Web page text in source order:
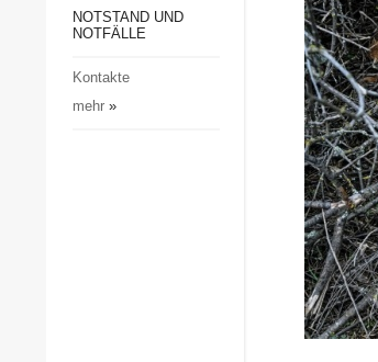
Gesellschaft und Kultur
Notstand und Notfälle
NOTSTAND UND
NOTFÄLLE
Kontakte
mehr»